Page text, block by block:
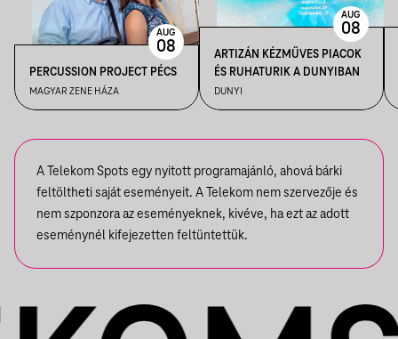
PERCUSSION PROJECT PÉCS
MAGYAR ZENE HÁZA
AUG
08
ARTIZÁN KÉZMŰVES PIACOK
ÉS RUHATURIK A DUNYIBAN
DUNYI
AUG
08
A Telekom Spots egy nyitott programajánló, ahová bárki
feltöltheti saját eseményeit. A Telekom nem szervezője és
nem szponzora az eseményeknek, kivéve, ha ezt az adott
eseménynél kifejezetten feltüntettük.